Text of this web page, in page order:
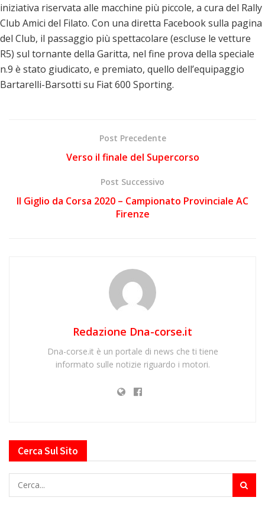
iniziativa riservata alle macchine più piccole, a cura del Rally
Club Amici del Filato. Con una diretta Facebook sulla pagina
del Club, il passaggio più spettacolare (escluse le vetture
R5) sul tornante della Garitta, nel fine prova della speciale
n.9 è stato giudicato, e premiato, quello dell’equipaggio
Bartarelli-Barsotti su Fiat 600 Sporting.
Post Precedente
Verso il finale del Supercorso
Post Successivo
Il Giglio da Corsa 2020 – Campionato Provinciale AC
Firenze
Redazione Dna-corse.it
Dna-corse.it è un portale di news che ti tiene
informato sulle notizie riguardo i motori.
Cerca Sul Sito